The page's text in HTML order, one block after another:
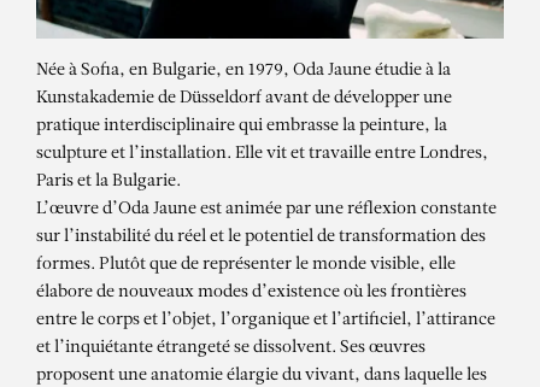
Née à Sofia, en Bulgarie, en 1979, Oda Jaune étudie à la
Kunstakademie de Düsseldorf avant de développer une
pratique interdisciplinaire qui embrasse la peinture, la
sculpture et l’installation. Elle vit et travaille entre Londres,
Paris et la Bulgarie.
L’œuvre d’Oda Jaune est animée par une réflexion constante
sur l’instabilité du réel et le potentiel de transformation des
formes. Plutôt que de représenter le monde visible, elle
élabore de nouveaux modes d’existence où les frontières
entre le corps et l’objet, l’organique et l’artificiel, l’attirance
et l’inquiétante étrangeté se dissolvent. Ses œuvres
proposent une anatomie élargie du vivant, dans laquelle les